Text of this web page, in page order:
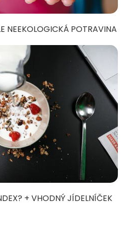
NEEKOLOGICKÁ POTRAVINA
+ VHODNÝ JÍDELNÍČEK